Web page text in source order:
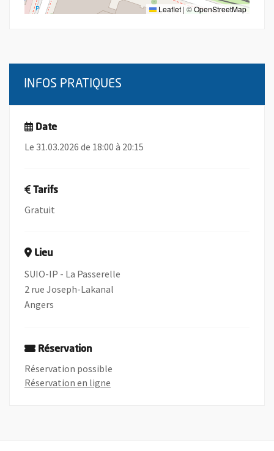
Leaflet | ©OpenStreetMap
INFOS PRATIQUES
Date
Le 31.03.2026 de 18:00 à 20:15
Tarifs
Gratuit
Lieu
SUIO-IP - La Passerelle
2 rue Joseph-Lakanal
Angers
Réservation
Réservation possible
Réservation en ligne